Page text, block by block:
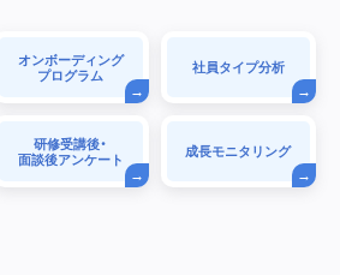
オンボーディング
プログラム 社員タイプ分析
研修受講後・
面談後アンケート 成長モニタリング